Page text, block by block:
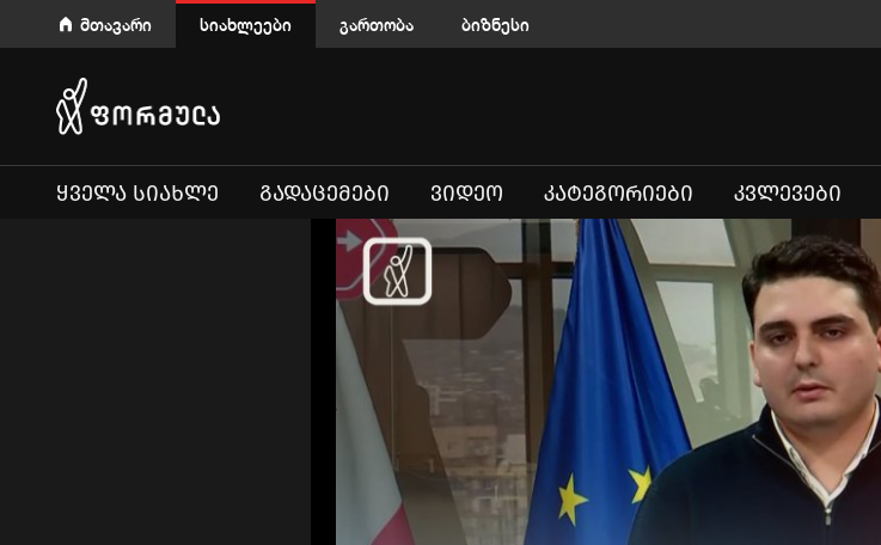
მთავარი სიახლეები გართობა ბიზნესი
ᲧᲕᲔᲚᲐ ᲡᲘᲐᲮᲚᲔ ᲒᲐᲓᲐᲪᲔᲛᲔᲑᲘ ᲕᲘᲓᲔᲝ ᲙᲐᲢᲔᲒᲝᲠᲘᲔᲑᲘ ᲙᲕᲚᲔᲕᲔᲑᲘ